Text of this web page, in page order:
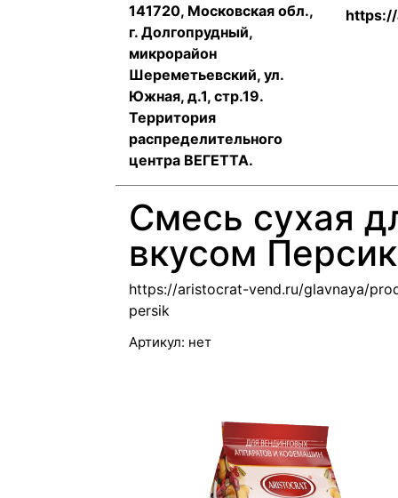
141720, Московская обл.,
г. Долгопрудный,
микрорайон
Шереметьевский, ул.
Южная, д.1, стр.19.
Территория
распределительного
центра ВЕГЕТТА.
Смесь сухая
вкусом Персик
https://aristocrat-vend.ru/glavnaya/
persik
Артикул: нет